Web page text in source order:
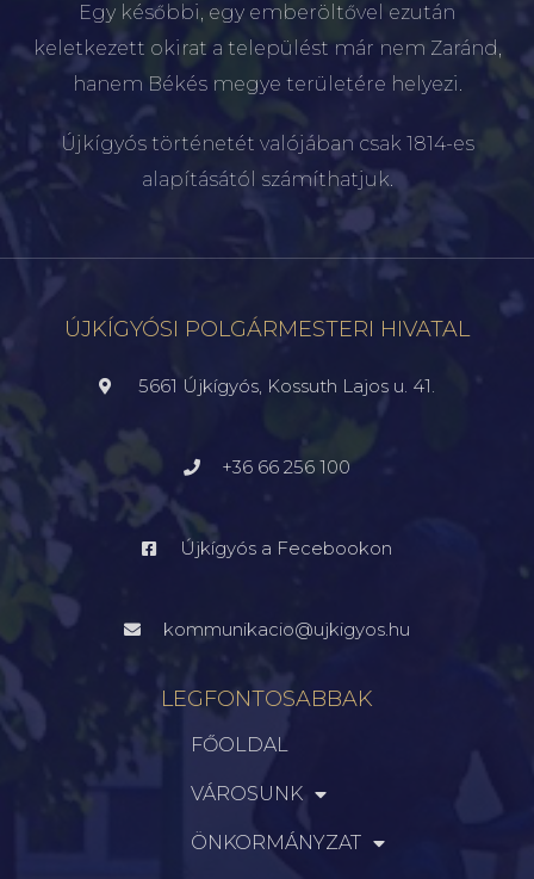
Egy későbbi, egy emberöltővel ezután
keletkezett okirat a települést már nem Zaránd,
hanem Békés megye területére helyezi.
Újkígyós történetét valójában csak 1814-es
alapításától számíthatjuk.
ÚJKÍGYÓSI POLGÁRMESTERI HIVATAL
5661 Újkígyós, Kossuth Lajos u. 41.
+36 66 256 100
Újkígyós a Fecebookon
kommunikacio@ujkigyos.hu
LEGFONTOSABBAK
FŐOLDAL
VÁROSUNK
ÖNKORMÁNYZAT